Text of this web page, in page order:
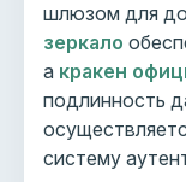
шлюзом для
зеркало
а кракен
подлинность
систему